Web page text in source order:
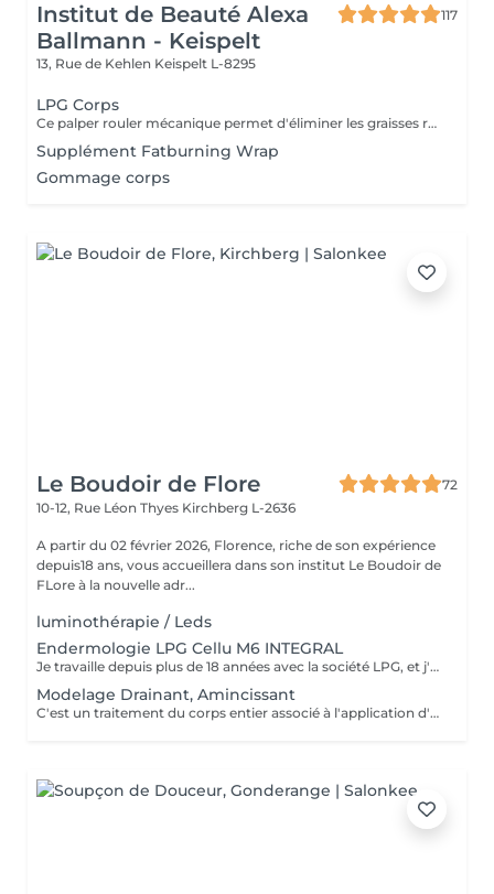
Institut de Beauté Alexa
Ballmann - Keispelt
117
13, Rue de Kehlen Keispelt L-8295
LPG Corps
Ce palper rouler mécanique permet d'éliminer les graisses résistantes à l'exercice physique et aux régimes grâce à la technologie Lipomassage. En bref il permet de : DESTOCKER, RAFFERMIR, RESCULPTER, LISSER
Supplément Fatburning Wrap
Gommage corps
Le Boudoir de Flore
72
10-12, Rue Léon Thyes Kirchberg L-2636
A partir du 02 février 2026, Florence, riche de son expérience
depuis18 ans, vous accueillera dans son institut Le Boudoir de
FLore à la nouvelle adr...
luminothérapie / Leds
Endermologie LPG Cellu M6 INTEGRAL
Je travaille depuis plus de 18 années avec la société LPG, et j'ai le plaisir de vous proposer la gamme de soins visage et corps avec l'appareil Cellu M6 Integral . Vous trouverez également dans notre institut les produits cosmétiques visage et corps ainsi que leur compléments alimentaires naturels.
Modelage Drainant, Amincissant
C'est un traitement du corps entier associé à l'application d'un masque amincissant sur la zone du ventre. Réalisé à la main, il est apprécié pour son efficacité. Le massage va stimuler l'élimination des toxines et des graisses en activant le drainage lymphatique.